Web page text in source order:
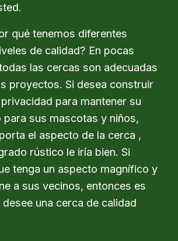
qué tenemos diferentes
de calidad? En pocas
las cercas son adecuadas
proyectos. Si desea construir
para mantener su
para sus mascotas y niños,
el aspecto de la cerca ,
rústico le iría bien. Si
tenga un aspecto magnífico y
a sus vecinos, entonces es
una cerca de calidad